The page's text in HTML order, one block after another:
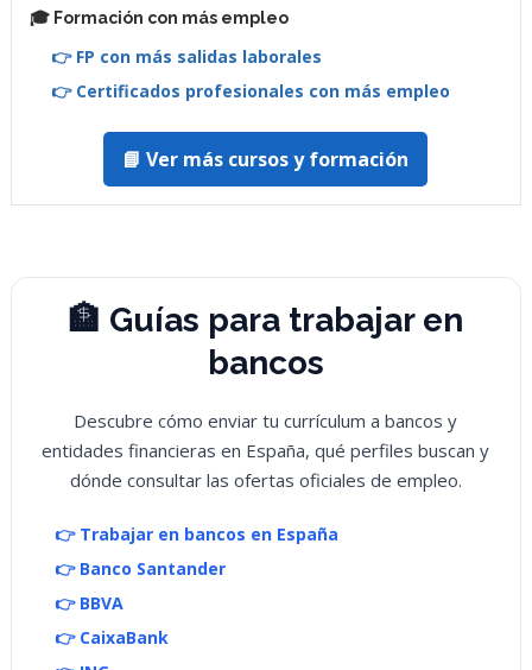
🎓 Formación con más empleo
👉 FP con más salidas laborales
👉 Certificados profesionales con más empleo
📘 Ver más cursos y formación
🏦 Guías para trabajar en
bancos
Descubre cómo enviar tu currículum a bancos y
entidades financieras en España, qué perfiles buscan y
dónde consultar las ofertas oficiales de empleo.
👉 Trabajar en bancos en España
👉 Banco Santander
👉 BBVA
👉 CaixaBank